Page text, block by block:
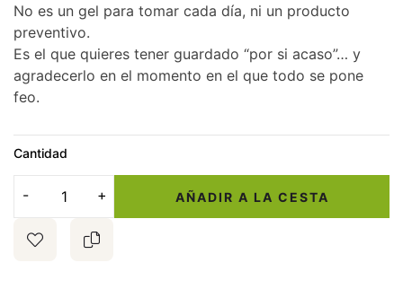
No es un gel para tomar cada día, ni un producto
preventivo.
Es el que quieres tener guardado “por si acaso”… y
agradecerlo en el momento en el que todo se pone
feo.
Cantidad
AÑADIR A LA CESTA